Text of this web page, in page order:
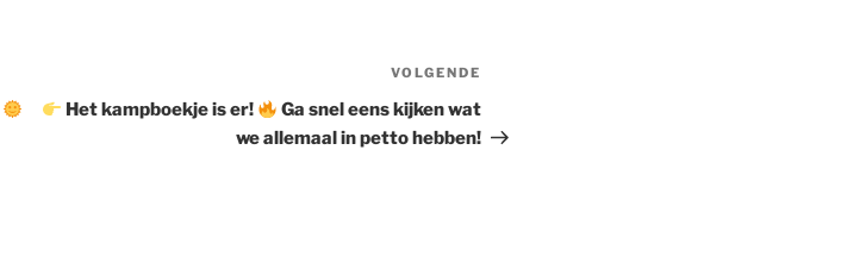
bericht
VOLGENDE
Het kampboekje is er!
Ga snel eens kijken wat
we allemaal in petto hebben!